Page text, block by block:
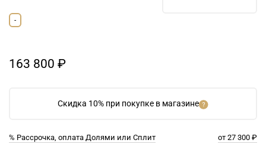
Скидка 10% при покупке в магазине
% Рассрочка, оплата Долями или Сплит от 27 300 ₽
-
163 800 ₽